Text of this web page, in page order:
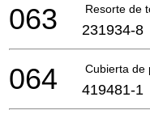
Resorte de
063 231934-8
Cubierta de
064 419481-1